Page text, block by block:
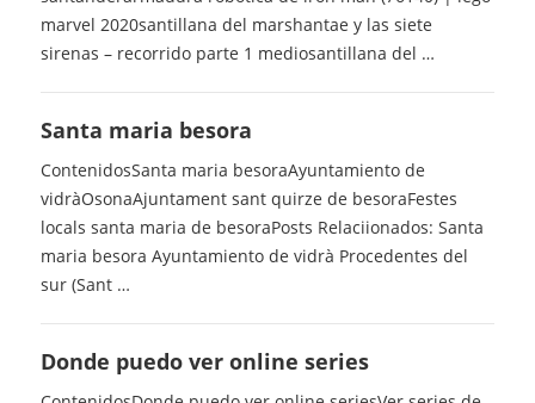
marvel 2020santillana del marshantae y las siete
sirenas – recorrido parte 1 mediosantillana del …
Santa maria besora
ContenidosSanta maria besoraAyuntamiento de
vidràOsonaAjuntament sant quirze de besoraFestes
locals santa maria de besoraPosts Relaciionados: Santa
maria besora Ayuntamiento de vidrà Procedentes del
sur (Sant …
Donde puedo ver online series